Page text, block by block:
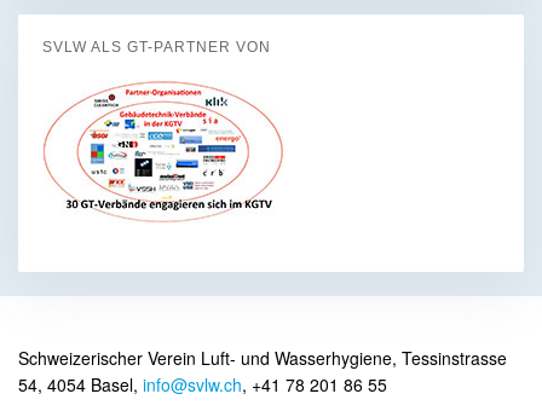
SVLW ALS GT-PARTNER VON
Schweizerischer Verein Luft- und Wasserhygiene, Tessinstrasse
54, 4054 Basel, info@svlw.ch, +41 78 201 86 55